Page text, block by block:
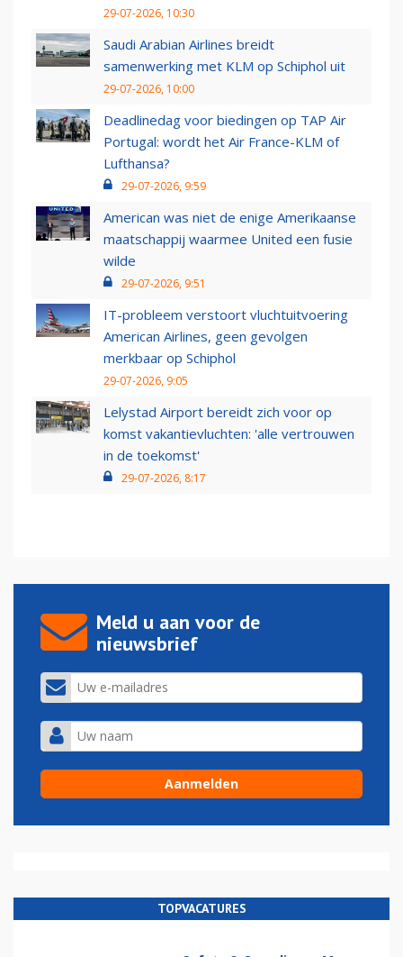
29-07-2026, 10:30
Saudi Arabian Airlines breidt
samenwerking met KLM op Schiphol uit
29-07-2026, 10:00
Deadlinedag voor biedingen op TAP Air
Portugal: wordt het Air France-KLM of
Lufthansa?
29-07-2026, 9:59
American was niet de enige Amerikaanse
maatschappij waarmee United een fusie
wilde
29-07-2026, 9:51
IT-probleem verstoort vluchtuitvoering
American Airlines, geen gevolgen
merkbaar op Schiphol
29-07-2026, 9:05
Lelystad Airport bereidt zich voor op
komst vakantievluchten: 'alle vertrouwen
in de toekomst'
29-07-2026, 8:17
Meld u aan voor de
nieuwsbrief
TOPVACATURES